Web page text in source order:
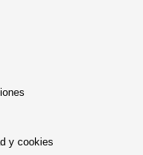
y cookies